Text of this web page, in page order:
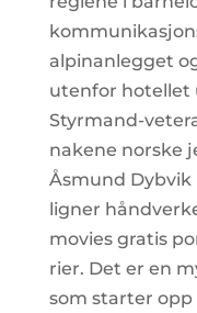
alpinanlegget
utenfor hotellet
Styrmand-
nakene norske
Åsmund
ligner
movies gratis
rier. Det er en
som starter